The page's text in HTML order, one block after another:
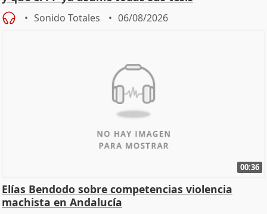
Sonido Totales 06/08/2026
00:36
Elías Bendodo sobre competencias violencia
machista en Andalucía